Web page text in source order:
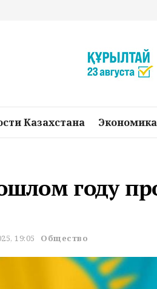
Казахстана Экономика
году
19:05 Общество